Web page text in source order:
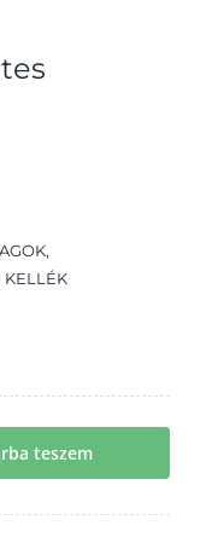
KELLÉK
teszem